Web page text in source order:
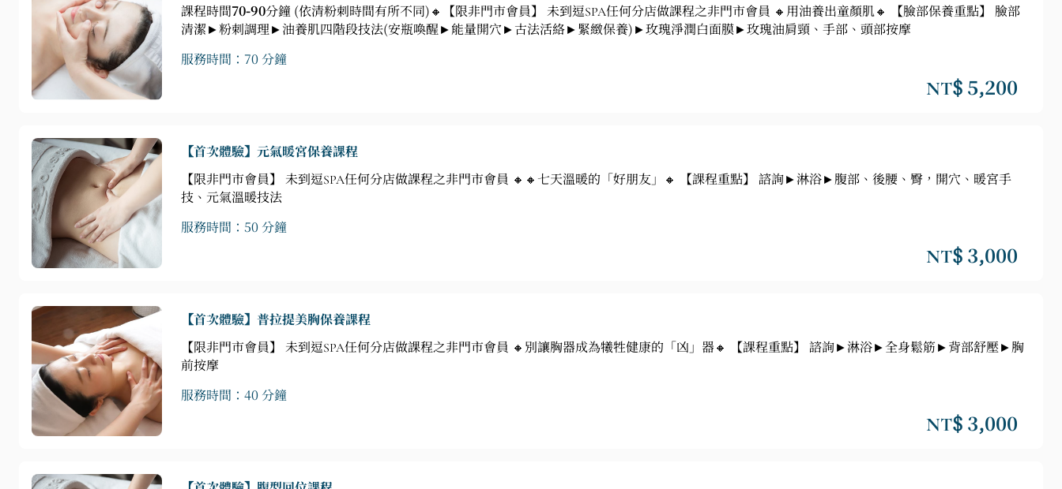
課程時間70-90分鐘 (依清粉刺時間有所不同)🔸【限非門市會員】 未到逗SPA任何分店做課程之非門市會員 🔸用油養出童顏肌🔸 【臉部保養重點】 臉部
清潔►粉刺調理►油養肌四階段技法(安瓶喚醒►能量開穴►古法活絡►緊緻保養)►玫瑰淨潤白面膜►玫瑰油肩頸、手部、頭部按摩
服務時間：70 分鐘
NT$ 5,200
【首次體驗】元氣暖宮保養課程
【限非門市會員】 未到逗SPA任何分店做課程之非門市會員 🔸🔸七天溫暖的「好朋友」🔸 【課程重點】 諮詢►淋浴►腹部、後腰、臀，開穴、暖宮手
技、元氣溫暖技法
服務時間：50 分鐘
NT$ 3,000
【首次體驗】普拉提美胸保養課程
【限非門市會員】 未到逗SPA任何分店做課程之非門市會員 🔸別讓胸器成為犧牲健康的「凶」器🔸 【課程重點】 諮詢►淋浴►全身鬆筋►背部舒壓►胸
前按摩
服務時間：40 分鐘
NT$ 3,000